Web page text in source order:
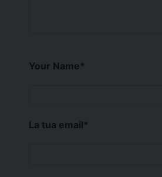
Your Name*
La tua email*